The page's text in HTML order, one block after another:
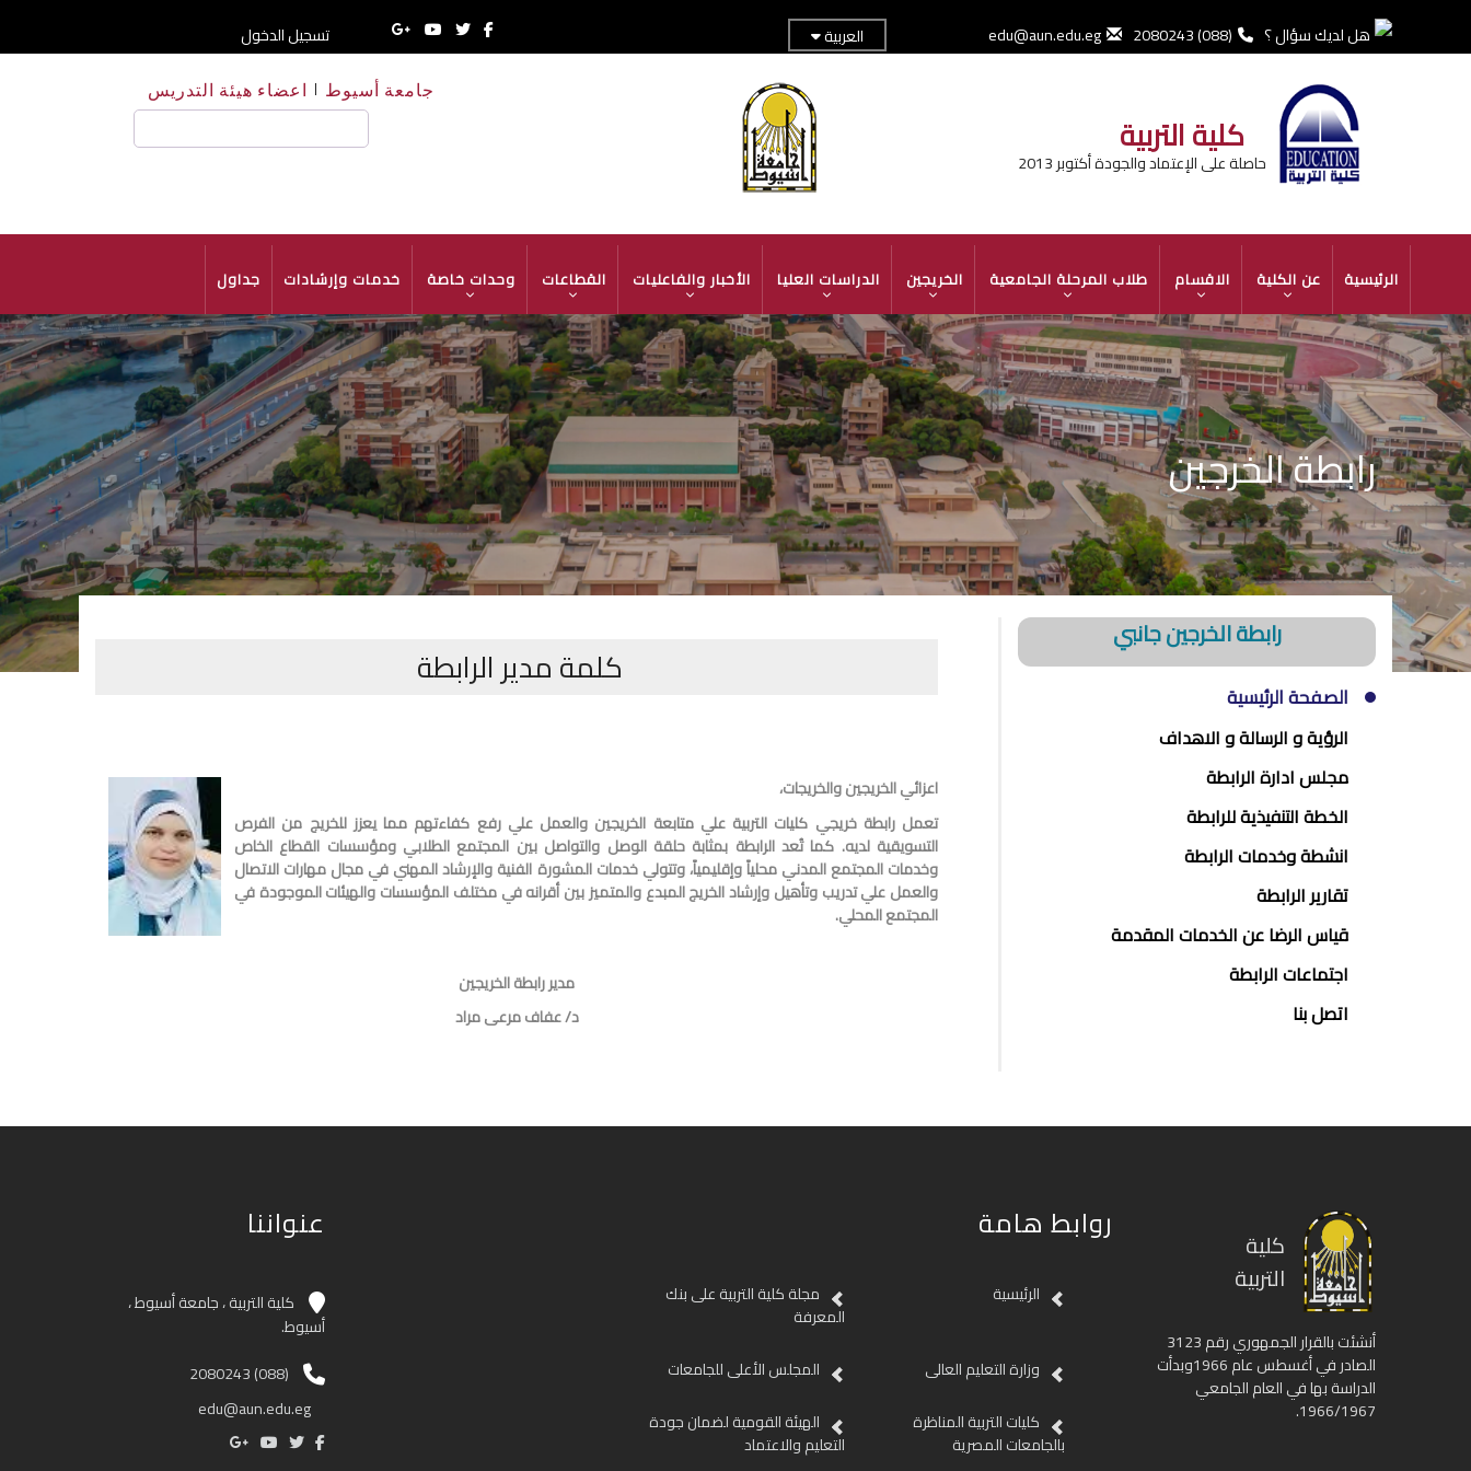
المحتوى
هل لديك سؤال ؟ (088) 2080243
edu@aun.edu.eg العربية تسجيل الدخول
كلية التربية
حاصلة على الإعتماد والجودة أكتوبر 2013
جامعة أسيوط اعضاء هيئة التدريس
بحث
NAVIGATION
الرئيسية عن الكلية الاقسام طلاب المرحلة الجامعية الخريجين الدراسات العليا الأخبار والفاعليات القطاعات وحدات خاصة خدمات وإرشادات جداول
رابطة الخرجين
كلمة مدير الرابطة
اعزائي الخريجينوالخريجات،
تعمل رابطة خريجي كليات التربية علي متابعة الخريجين والعمل علي رفع كفاءتهم مما يعزز للخريج من الفرص
التسويقية لديه. كما تُعد الرابطة بمثابة حلقة الوصل والتواصل بين المجتمع الطلابي ومؤسسات القطاع الخاص
وخدمات المجتمع المدني محلياً وإقليمياً، وتتولي خدمات المشورة الفنية والإرشاد المهني في مجال مهارات الاتصال
والعمل علي تدريب وتأهيل وإرشاد الخريج المبدع والمتميز بين أقرانه في مختلف المؤسسات والهيئات الموجودة في
المجتمع المحلي.
مدير رابطة الخريجين
د/ عفاف مرعى مراد
رابطة الخرجين جانبي
الصفحة الرئيسية
الرؤية و الرسالة و الاهداف
مجلس ادارة الرابطة
الخطة التنفيذية للرابطة
انشطة وخدمات الرابطة
تقارير الرابطة
قياس الرضا عن الخدمات المقدمة
اجتماعات الرابطة
اتصل بنا
كلية
التربية
أنشئت بالقرار الجمهوري رقم 3123
الصادر في أغسطس عام 1966وبدأت
الدراسة بها في العام الجامعي
1966/1967.
روابط هامة
الرئيسية
مجلة كلية التربية على بنك
المعرفة
وزارة التعليم العالى
المجلس الأعلى للجامعات
كليات التربية المناظرة
بالجامعات المصرية
الهيئة القومية لضمان جودة
التعليم والاعتماد
عنواننا
كلية التربية ، جامعة أسيوط ،
أسيوط.
(088) 2080243